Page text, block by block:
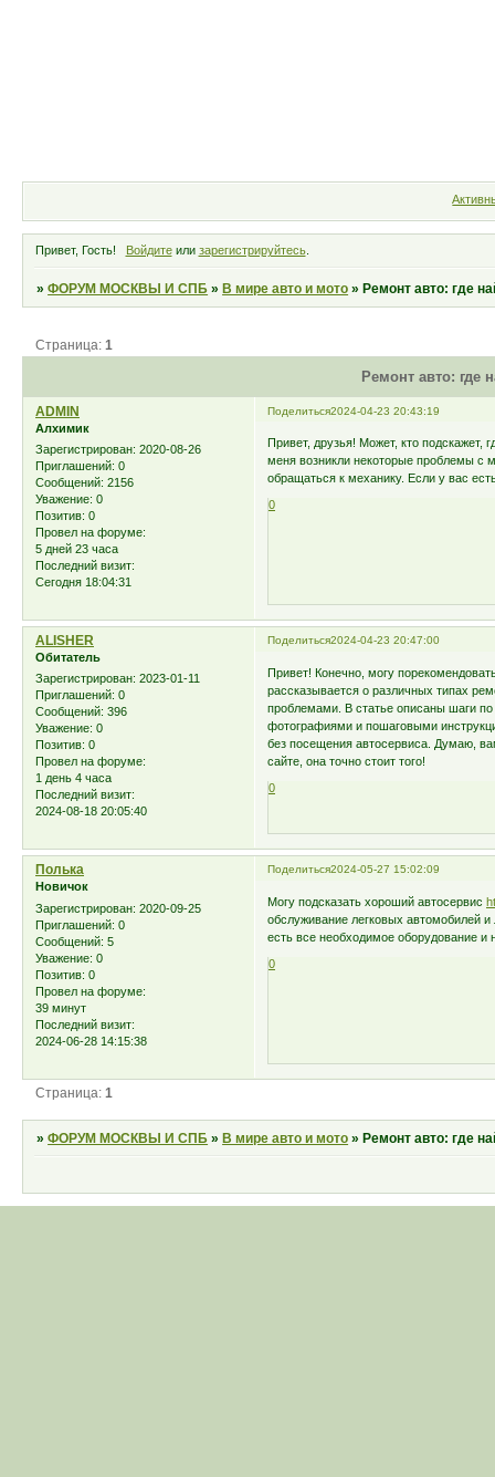
Привет, Гость! Войдитеили зарегистрируйтесь.
»ФОРУМ МОСКВЫ И СПБ »В мире авто и мото »Ремонт авто: где
Ремонт авто: где
Страница:1
Поделиться2024-04-23 20:43:19
ADMIN
Алхимик
Зарегистрирован: 2020-08-26
Приглашений: 0
Сообщений: 2156
Уважение: 0
Позитив: 0
Провел на форуме:
5 дней 23 часа
Последний визит:
Сегодня 18:04:31
Привет, друзья! Может, кто
меня возникли некоторые проблемы с
обращаться к механику. Если у вас
0
Поделиться2024-04-23 20:47:00
ALISHER
Обитатель
Зарегистрирован: 2023-01-11
Приглашений: 0
Сообщений: 396
Уважение: 0
Позитив: 0
Провел на форуме:
1 день 4 часа
Последний визит:
2024-08-18 20:05:40
Привет! Конечно, могу
рассказывается о различных типах
проблемами. В статье описаны шаги
фотографиями и пошаговыми
без посещения автосервиса. Думаю,
сайте, она точно стоит того!
0
Поделиться2024-05-27 15:02:09
Полька
Новичок
Зарегистрирован: 2020-09-25
Приглашений: 0
Сообщений: 5
Уважение: 0
Позитив: 0
Провел на форуме:
39 минут
Последний визит:
2024-06-28 14:15:38
Могу подсказать хороший автосервис
обслуживание легковых автомобилей и
есть все необходимое оборудование
0
Страница:1
»ФОРУМ МОСКВЫ И СПБ » В мире авто и мото » Ремонт авто: где